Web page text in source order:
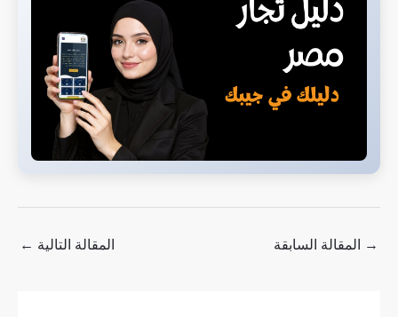
→ المقالة السابقة المقالة التالية ←